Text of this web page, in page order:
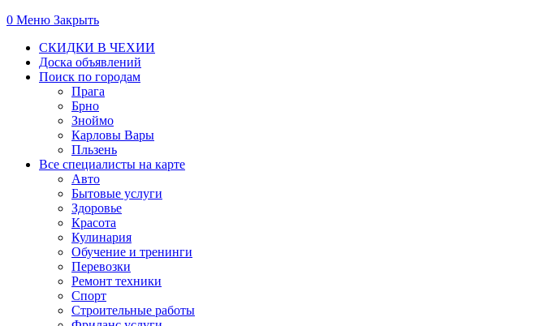
0 Меню Закрыть
СКИДКИ В ЧЕХИИ
Доска объявлений
Поиск по городам
Прага
Брно
Зноймо
Карловы Вары
Пльзень
Все специалисты на карте
Авто
Бытовые услуги
Здоровье
Красота
Кулинария
Обучение и тренинги
Перевозки
Ремонт техники
Спорт
Строительные работы